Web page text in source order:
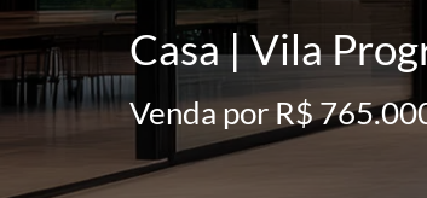
Casa | Vila
Venda por R$